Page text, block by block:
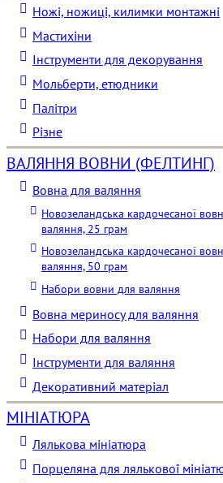
Ножі, ножиці, килимки монтажні
Мастихіни
Інструменти для декорування
Мольберти, етюдники
Палітри
Різне
ВАЛЯННЯ ВОВНИ (ФЕЛТИНГ)
Вовна для валяння
Новозеландська кардочесаної
валяння, 25 грам
Новозеландська кардочесаної
валяння, 50 грам
Набори вовни для валяння
Вовна мериносу для валяння
Набори для валяння
Інструменти для валяння
Декоративний матеріал
МІНІАТЮРА
Лялькова мініатюра
Порцеляна для лялькової